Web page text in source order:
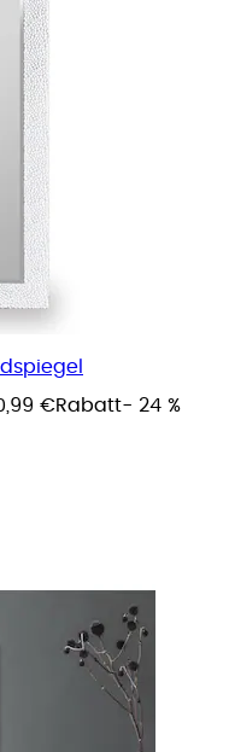
€Rabatt- 24 %